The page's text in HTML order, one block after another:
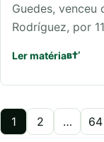
Guedes, venceu
Rodríguez, por
Ler matéria
Paginação
1 2 … 64